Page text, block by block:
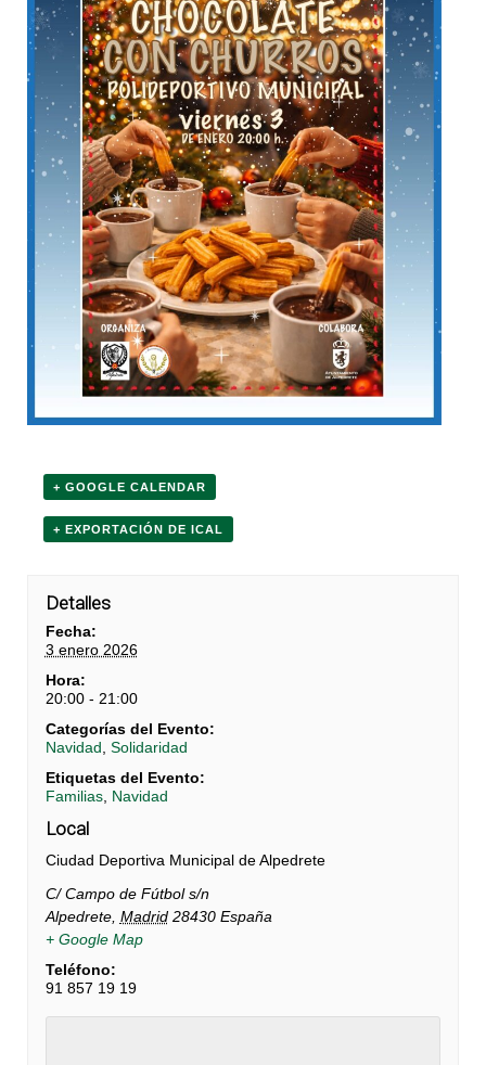
+ GOOGLE CALENDAR
+ EXPORTACIÓN DE ICAL
Detalles
Fecha:
3 enero 2026
Hora:
20:00 - 21:00
Categorías del Evento:
Navidad, Solidaridad
Etiquetas del Evento:
Familias, Navidad
Local
Ciudad Deportiva Municipal de Alpedrete
C/ Campo de Fútbol s/n
Alpedrete, Madrid 28430 España
+ Google Map
Teléfono:
91 857 19 19